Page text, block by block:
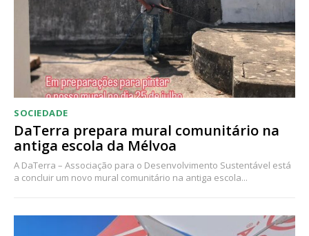
SOCIEDADE
DaTerra prepara mural comunitário na
antiga escola da Mélvoa
A DaTerra – Associação para o Desenvolvimento Sustentável está
a concluir um novo mural comunitário na antiga escola...